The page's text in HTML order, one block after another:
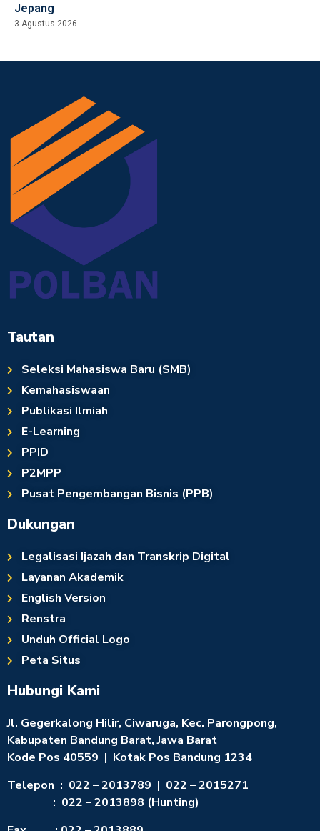
Jepang
3 Agustus 2026
Tautan
Seleksi Mahasiswa Baru (SMB)
Kemahasiswaan
Publikasi Ilmiah
E-Learning
PPID
P2MPP
Pusat Pengembangan Bisnis (PPB)
Dukungan
Legalisasi Ijazah dan Transkrip Digital
Layanan Akademik
English Version
Renstra
Unduh Official Logo
Peta Situs
Hubungi Kami
Jl. Gegerkalong Hilir, Ciwaruga, Kec. Parongpong,
Kabupaten Bandung Barat, Jawa Barat
Kode Pos 40559 | Kotak Pos Bandung 1234
Telepon : 022 – 2013789 | 022 – 2015271
: 022 – 2013898 (Hunting)